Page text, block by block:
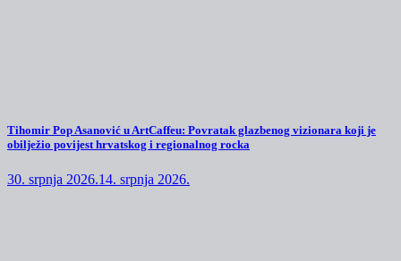
Tihomir Pop Asanović u ArtCaffeu: Povratak glazbenog vizionara koji je
obilježio povijest hrvatskog i regionalnog rocka
30. srpnja 2026.14. srpnja 2026.